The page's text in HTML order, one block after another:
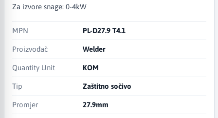
Za izvore snage: 0-4kW
MPN PL-D27.9 T4.1
Proizvođač Welder
Quantity Unit KOM
Tip Zaštitno sočivo
Promjer 27.9mm